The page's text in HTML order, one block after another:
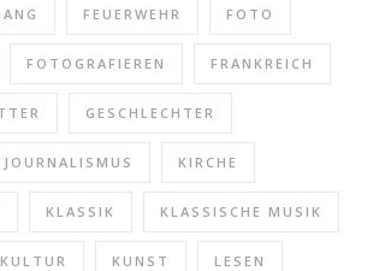
FEUERWEHR FOTO
FOTOGRAFIEREN FRANKREICH
GESCHLECHTER
JOURNALISMUS KIRCHE
KLASSIK KLASSISCHE MUSIK
KULTUR KUNST LESEN